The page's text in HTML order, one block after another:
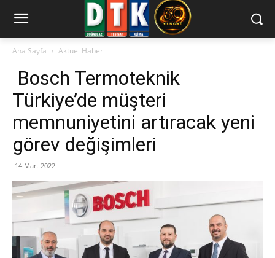
Ana Sayfa Aktüel Haber
Bosch Termoteknik
Türkiye’de müşteri
memnuniyetini artıracak yeni
görev değişimleri
14 Mart 2022